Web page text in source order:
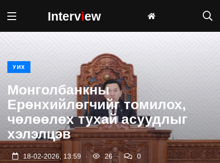
Interview
УИХ
Монголбанкны
Ерөнхийлөгчийг томилох,
чөлөөлөх тухай асуудлыг
хэлэлцэв
18-02-2026, 13:59 26 . 0